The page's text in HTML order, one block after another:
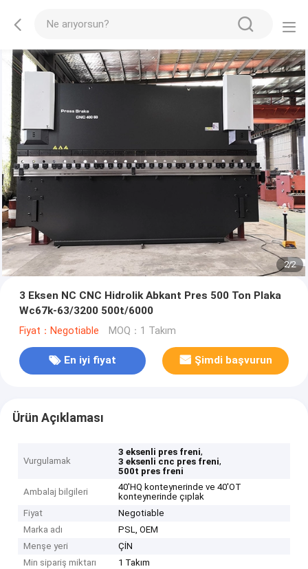
2/2
3 Eksen NC CNC Hidrolik Abkant Pres 500 Ton Plaka
Wc67k-63/3200 500t/6000
Fiyat：Negotiable MOQ：1 Takım
En iyi fiyat Şimdi başvurun
Ürün Açıklaması
Vurgulamak
3 eksenli pres freni,
3 eksenli cnc pres freni,
500t pres freni
Ambalaj bilgileri
40'HQ konteynerinde ve 40'OT
konteynerinde çıplak
Fiyat
Negotiable
Marka adı
PSL, OEM
Menşe yeri
ÇİN
Min sipariş miktarı
1 Takım